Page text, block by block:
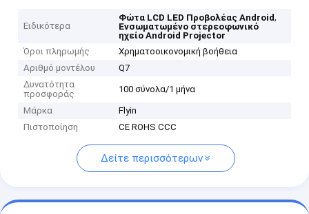
Ειδικότερα
Φώτα LCD LED Προβολέας Android,
Ενσωματωμένο στερεοφωνικό
ηχείο Android Projector
Όροι πληρωμής
Χρηματοοικονομική βοήθεια
Αριθμό μοντέλου
Q7
Δυνατότητα
προσφοράς
100 σύνολα/1 μήνα
Μάρκα
Flyin
Πιστοποίηση
CE ROHS CCC
Δείτε περισσότερων